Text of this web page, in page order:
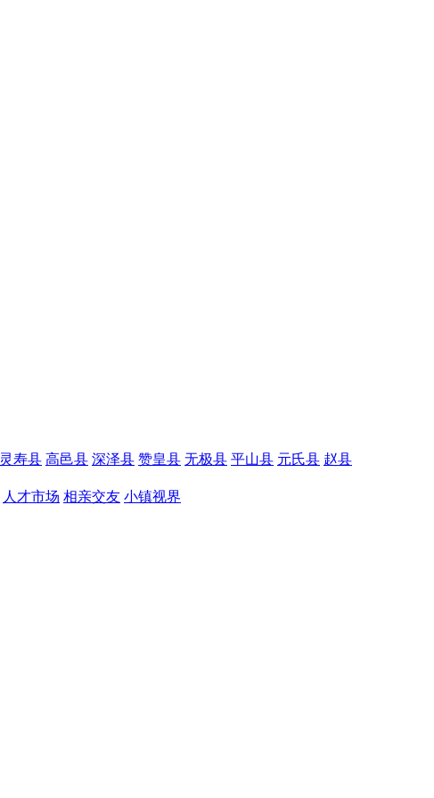
灵寿县 高邑县 深泽县 赞皇县 无极县 平山县 元氏县 赵县
人才市场 相亲交友 小镇视界